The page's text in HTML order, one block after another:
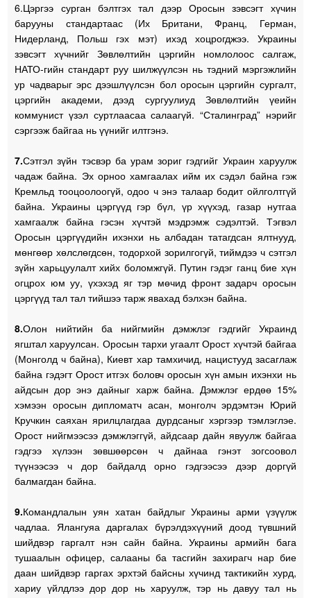
6.Цэргээ сурган бэлтгэх тал дээр Оросын зэвсэгт хүчин
барууны стандартаас (Их Британи, Франц, Герман,
Нидерланд, Польш гэх мэт) ихэд хоцрогджээ. Украины
зэвсэгт хүчнийг Зөвлөлтийн цэргийн номлолоос салгаж,
НАТО-гийн стандарт руу шилжүүлсэн нь тэдний мэргэжлийн
ур чадварыг эрс дээшлүүлсэн бол оросын цэргийн сургалт,
цэргийн академи, дээд сургуулиуд Зөвлөлтийн үеийн
коммунист үзэл суртлаасаа салаагүй. “Сталинград” нэрийг
сэргээж байгаа нь үүнийг илтгэнэ.
7.Сэтгэл зүйн тэсвэр ба урам зориг гэдгийг Украин харуулж
чадаж байна. Эх орноо хамгаалах ийм их сэдэл байна гэж
Кремльд тооцоолоогүй, одоо ч энэ талаар бодит ойлголтгүй
байна. Украины цэргүүд гэр бүл, үр хүүхэд, газар нутгаа
хамгаалж байна гэсэн хүчтэй мэдрэмж сэдэлтэй. Тэгвэл
Оросын цэргүүдийн ихэнхи нь албадан татагдсан ялтнууд,
мөнгөөр хөлслөгдсөн, тодорхой зорилгогүй, тиймдээ ч сэтгэл
зүйн харьцуулалт хийх боломжгүй. Путин гэдэг ганц бие хүн
огцрох юм уу, үхэхэд яг тэр мөчид фронт задарч оросын
цэргүүд тал тал тийшээ тарж явахад бэлхэн байна.
8.Олон нийтийн ба нийгмийн дэмжлэг гэдгийг Украинд
ягштал харуулсан. Оросын тархи угаалт Орост хүчтэй байгаа
(Монголд ч байна), Киевт хар тамхичид, нацистууд засаглаж
байна гэдэгт Орост итгэх боловч оросын хүн амын ихэнхи нь
айдсын дор энэ дайныг харж байна. Дэмжлэг ердөө 15%
хэмээн оросын дипломатч асан, монголч эрдэмтэн Юрий
Кручкин саяхан ярилцлагдаа дурдсаныг хэргээр тэмлэглэе.
Орост нийгмээсээ дэмжлэггүй, айдсаар дайн явуулж байгаа
гэдгээ хүлээн зөвшөөрсөн ч дайнаа гэнэт зогсоовол
түүнээсээ ч дор байдалд орно гэдгээсээ дээр доргүй
балмагдан байна.
9.Командлалын уян хатан байдлыг Украины арми үзүүлж
чадлаа. Ялангуяа даргалах бүрэлдэхүүний доод түвшний
шийдвэр гаргалт нэн сайн байна. Украины армийн бага
тушаалын офицер, салааны ба тасгийн захирагч нар бие
даан шийдвэр гаргах эрхтэй байсны хүчинд тактикийн хурд,
хариу үйлдлээ дор дор нь харуулж, тэр нь давуу тал нь